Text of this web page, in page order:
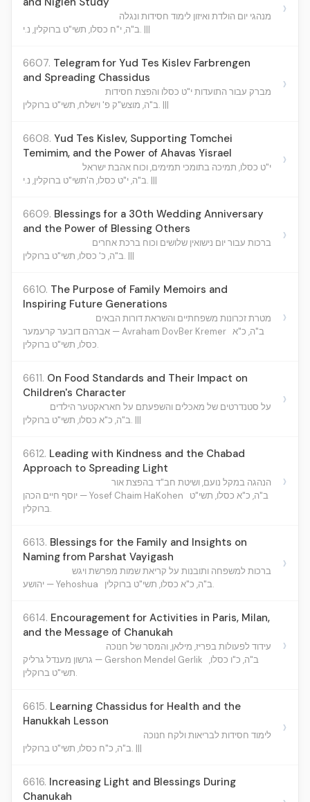
מנהגי יום הולדת ואיזון לימוד חסידות ונגלה
ב"ה, י"ח כסלו, תשי"ט ברוקלין, נ.י. |||
›
6607. Telegram for Yud Tes Kislev Farbrengen
and Spreading Chassidus
מברק עבור התועדות י"ט כסלו והפצת חסידות
ב"ה, מוצש"ק פ' וישלח, תשי"ט ברוקלין. |||
›
6608. Yud Tes Kislev, Supporting Tomchei
Temimim, and the Power of Ahavas Yisrael
י"ט כסלו, תמיכה בתומכי תמימים, וכוח אהבת ישראל
ב"ה, י"ט כסלו, ה'תשי"ט ברוקלין, נ.י. |||
›
6609. Blessings for a 30th Wedding Anniversary
and the Power of Blessing Others
ברכות עבור יום נישואין שלושים וכוח ברכת אחרים
ב"ה, כ' כסלו, תשי"ט ברוקלין. |||
›
6610. The Purpose of Family Memoirs and
Inspiring Future Generations
מטרת זכרונות משפחתיים והשראת דורות הבאים
אברהם דובער קרעמער — Avraham DovBer Kremer ב"ה, כ"א
כסלו, תשי"ט ברוקלין.
›
6611. On Food Standards and Their Impact on
Children's Character
על סטנדרטים של מאכלים והשפעתם על חאראקטער הילדים
ב"ה, כ"א כסלו, תשי"ט ברוקלין. |||
›
6612. Leading with Kindness and the Chabad
Approach to Spreading Light
הנהגה במקל נועם, ושיטת חב"ד בהפצת אור
יוסף חיים הכהן — Yosef Chaim HaKohen
ב"ה, כ"א כסלו, תשי"ט
ברוקלין.
›
6613. Blessings for the Family and Insights on
Naming from Parshat Vayigash
ברכות למשפחה ותובנות על קריאת שמות מפרשת ויגש
יהושע — Yehoshua
ב"ה, כ"א כסלו, תשי"ט ברוקלין.
›
6614. Encouragement for Activities in Paris, Milan,
and the Message of Chanukah
עידוד לפעולות בפריז, מילאן, והמסר של חנוכה
גרשון מענדל גרליק — Gershon Mendel Gerlik ב"ה, כ"ו כסלו,
תשי"ט ברוקלין.
›
6615. Learning Chassidus for Health and the
Hanukkah Lesson
לימוד חסידות לבריאות ולקח חנוכה
ב"ה, כ"ח כסלו, תשי"ט ברוקלין. |||
›
6616. Increasing Light and Blessings During
Chanukah